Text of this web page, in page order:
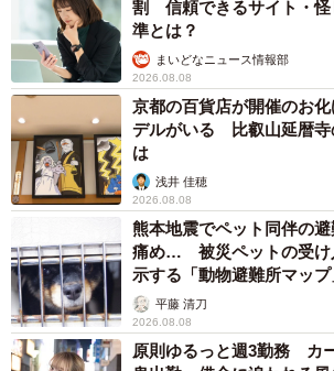
■Momo&HandさんInstagram
https://www.instagram.com/163sv/
割 信頼できるサイト・怪
準とは？
まいどなニュース情報部
2026.08.08
京都の百貨店が開催のお
デルがいる 比叡山延暦寺
は
浅井 佳穂
2026.08.08
熊本地震でペット同伴の
痛め… 被災ペットの受け
示する「動物避難所マッ
平藤 清刀
2026.08.08
原則ゆるっと週3勤務 カ